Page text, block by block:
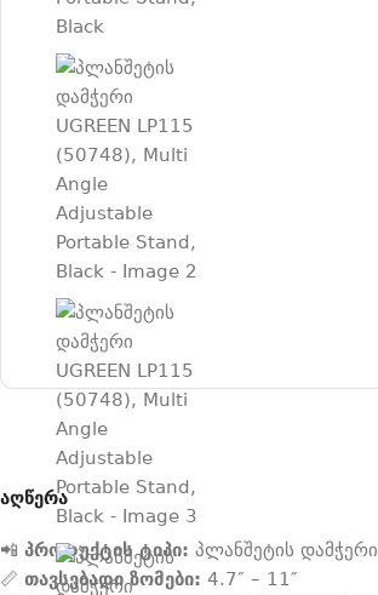
აღწერა
📲 პროდუქტის ტიპი: პლანშეტის დამჭერი
📏 თავსებადი ზომები: 4.7″ – 11″